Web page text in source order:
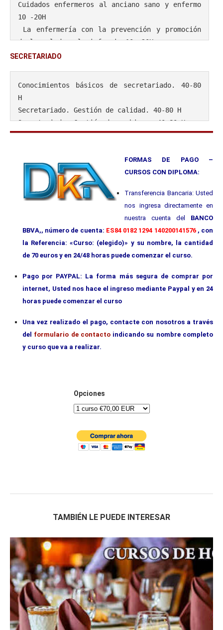
Operador de carretillas elevadoras 15 H
Cuidados enfermeros al anciano sano y enfermo
10 -20H
de la salud en la infancia 10 -20H
Ayuda enfermera en los trastornos alimentario
-20H
La enfermería en la transfusión de sangre y h
emoderivados 20-40 H
SECRETARIADO
Conocimientos básicos de secretariado. 40-80
H
Secretariado. Gestión de calidad. 40-80 H
Secretariado. Gestión de archivos. 40-80 H
Secretariado. Técnicas de comunicación. 40-80
Secretariado. Atención al cliente 40-80 H
Secretariado. Relaciones públicas y protocol
o. 40-80 H
Gestión eficaz del tiempo y control del estré
FORMAS DE PAGO –
CURSOS CON DIPLOMA:
Transferencia Bancaria: Usted
nos ingresa directamente en
nuestra cuenta del BANCO
BBVA,, número de cuenta: ES84 0182 1294 140200141576 , con
la Referencia: «Curso: (elegido)» y su nombre, la cantidad
de 70 euros y en 24/48 horas puede comenzar el curso.
Pago por PAYPAL: La forma más segura de comprar por
internet, Usted nos hace el ingreso mediante Paypal y en 24
horas puede comenzar el curso
Una vez realizado el pago, contacte con nosotros a través
del formulario de contactoindicando su nombre completo
y curso que va a realizar.
Opciones
TAMBIÉN LE PUEDE INTERESAR